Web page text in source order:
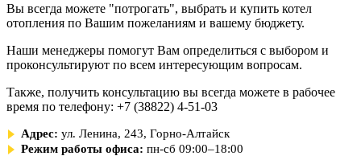
Вы всегда можете "потрогать", выбрать и купить котел
отопления по Вашим пожеланиям и вашему бюджету.
Наши менеджеры помогут Вам определиться с выбором и
проконсультируют по всем интересующим вопросам.
Также, получить консультацию вы всегда можете в рабочее
время по телефону: +7 (38822) 4-51-03
Адрес: ул. Ленина, 243, Горно-Алтайск
Режим работы офиса: пн-сб 09:00–18:00